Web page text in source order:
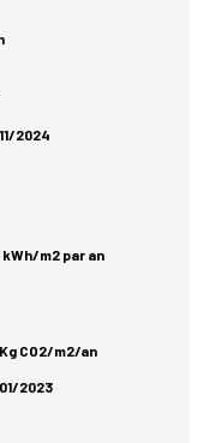
2024
kWh/m2 par an
CO2/m2/an
2023